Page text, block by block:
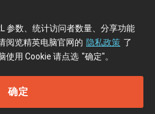
参数、统计访问者数量、分享功能
阅览精英电脑官网的 隐私政策 了
使用 Cookie 请点选 "确定"。
确定